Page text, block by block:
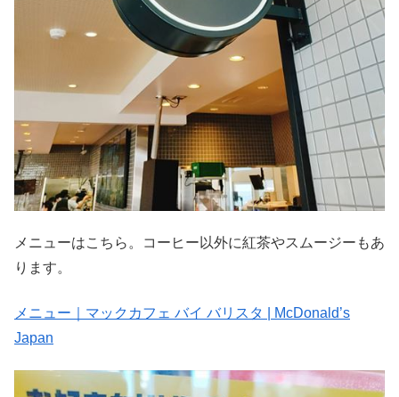
メニューはこちら。コーヒー以外に紅茶やスムージーもあ
ります。
メニュー｜マックカフェ バイ バリスタ | McDonald’s
Japan